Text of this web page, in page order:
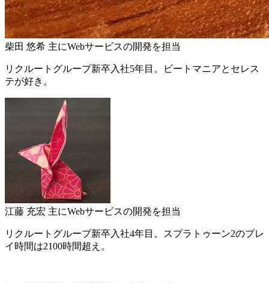
柴田 悠希 主にWebサービスの開発を担当
リクルートグループ新卒入社5年目。ビートマニアとセレス
テが好き。
江藤 充宏 主にWebサービスの開発を担当
リクルートグループ新卒入社4年目。スプラトゥーン2のプレ
イ時間は2100時間超え。